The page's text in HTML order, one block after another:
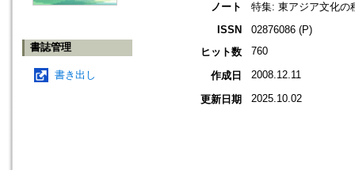
書誌管理
書き出し
ノート
特集: 東アジア文化の
ISSN
02876086 (P)
ヒット数
760
作成日 2008.12.11
更新日期 2025.10.02